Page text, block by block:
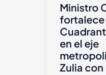
Ministro
fortalece
en el eje
Zulia